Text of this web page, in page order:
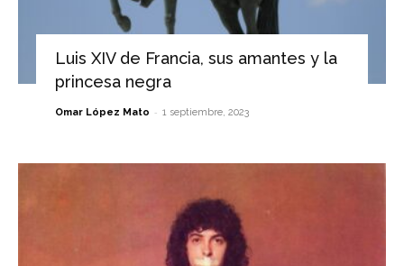
Luis XIV de Francia, sus amantes y la
princesa negra
Omar López Mato - 1 septiembre, 2023